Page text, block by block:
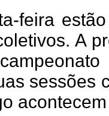
feira
A
sessões